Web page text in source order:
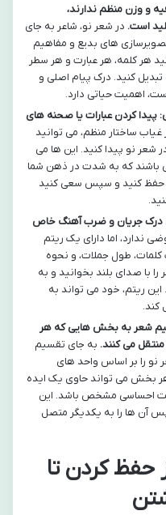
و وزن منظم ندارند،
است. در شعر نو، شاعر به جای
های بدیع و مفاهیم
هر کلمه، هر عبارت و هر سطر
کنید. درک پیام اصلی و
اهمیت حیاتی دارد.
پیدا کردن عبارات یا صحنه های
غیاب ساختار منظم، می توانید
شعر نو پیدا کنید. این ها می
باشند که به شدت در ذهن شما
حفظ کنید و سپس سعی کنید
درک جریان و ضرب آهنگ خاص
ندارد، اما دارای یک ریتم
طول جملات، و نحوه
با صدای بلند بخوانید و به
ریتم، خود می تواند به
کند.
شعر به بخش هایی که هر
می کنند. به جای تقسیم
نو را بر اساس واحد های
بخش می تواند حاوی یک ایده
احساسی مشخص باشد. این
آن ها را به یکدیگر متصل
حفظ کردن تا